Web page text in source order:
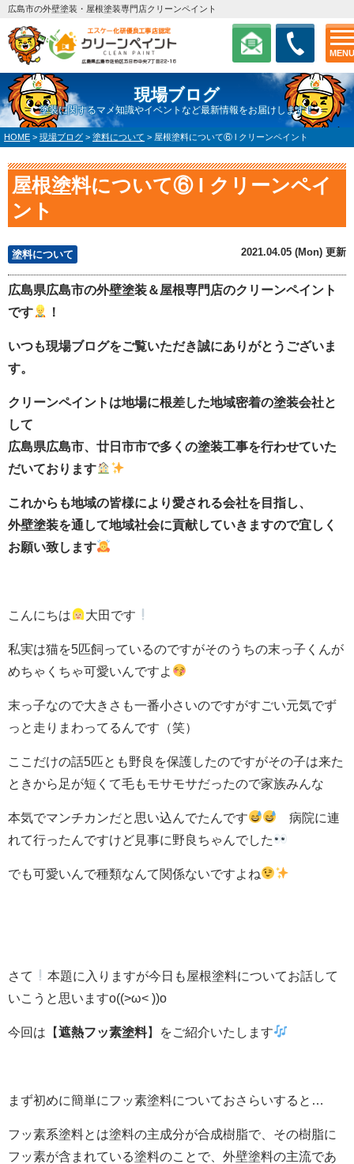
MENU
広島市の外壁塗装・屋根塗装専門店クリーンペイント
現場ブログ
塗装に関するマメ知識やイベントなど最新情報をお届けします！
HOME > 現場ブログ > 塗料について > 屋根塗料について⑥ l クリーンペイント
屋根塗料について⑥ l クリーンペイ
ント
塗料について 2021.04.05 (Mon) 更新
広島県広島市の外壁塗装＆屋根専門店のクリーンペイント
です
！
いつも現場ブログをご覧いただき誠にありがとうございま
す。
クリーンペイントは地場に根差した地域密着の塗装会社と
して
広島県広島市、廿日市市で多くの塗装工事を行わせていた
だいております
これからも地域の皆様により愛される会社を目指し、
外壁塗装を通して地域社会に貢献していきますので宜しく
お願い致します
こんにちは 大田です
私実は猫を5匹飼っているのですがそのうちの末っ子くんが
めちゃくちゃ可愛いんですよ
末っ子なので大きさも一番小さいのですがすごい元気でず
っと走りまわってるんです（笑）
ここだけの話5匹とも野良を保護したのですがその子は来た
ときから足が短くて毛もモサモサだったので家族みんな
本気でマンチカンだと思い込んでたんです
病院に連
れて行ったんですけど見事に野良ちゃんでした
でも可愛いんで種類なんて関係ないですよね
さて
本題に入りますが今日も屋根塗料についてお話して
いこうと思いますo((>ω< ))o
今回は【遮熱フッ素塗料】をご紹介いたします
まず初めに簡単にフッ素塗料についておさらいすると…
フッ素系塗料とは塗料の主成分が合成樹脂で、その樹脂に
フッ素が含まれている塗料のことで、外壁塗料の主流であ